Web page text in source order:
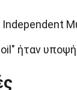
ήταν